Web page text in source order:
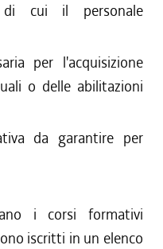
di cui il personale
per l'acquisizione
o delle abilitazioni
da garantire per
i corsi formativi
iscritti in un elenco